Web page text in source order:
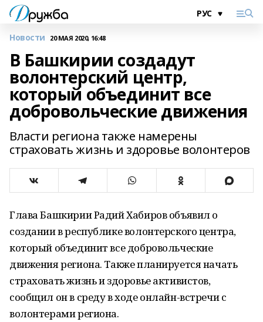
Новости 20 МАЯ 2020, 16:48
В Башкирии создадут
волонтерский центр,
который объединит все
добровольческие движения
Власти региона также намерены
страховать жизнь и здоровье волонтеров
Глава Башкирии Радий Хабиров объявил о
создании в республике волонтерского центра,
который объединит все добровольческие
движения региона. Также планируется начать
страховать жизнь и здоровье активистов,
сообщил он в среду в ходе онлайн-встречи с
волонтерами региона.